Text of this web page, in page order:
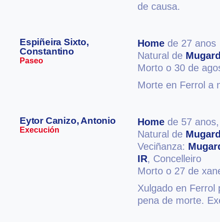
de causa.
Espiñeira Sixto,
Constantino
Paseo
Home de 27 anos
Natural de
Morto o 30 de
Morte en Ferrol a
Eytor Canizo, Antonio
Execución
Home de 57
Natural de
Veciñanza:
IR, Concelleiro
Morto o 27 de
Xulgado en Ferrol
pena de morte.